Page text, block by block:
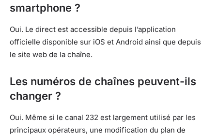
smartphone ?
Oui. Le direct est accessible depuis l’application
officielle disponible sur iOS et Android ainsi que depuis
le site web de la chaîne.
Les numéros de chaînes peuvent-ils
changer ?
Oui. Même si le canal 232 est largement utilisé par les
principaux opérateurs, une modification du plan de